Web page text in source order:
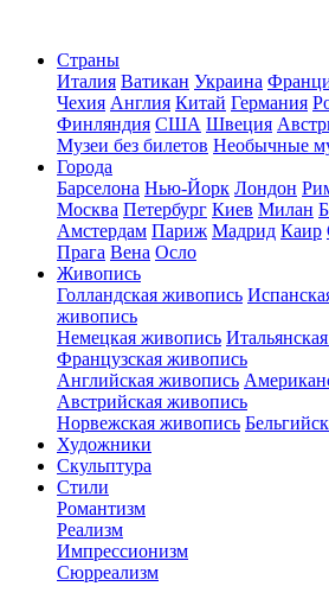
Страны
Италия Ватикан Украина
Чехия Англия Китай Германия
Финляндия США Швеция
Музеи без билетов Необычные
Города
Барселона Нью-Йорк Лондон
Москва Петербург Киев Милан
Амстердам Париж Мадрид Каир
Прага Вена Осло
Живопись
Голландская живопись
живопись
Немецкая живопись
Французская живопись
Английская живопись
Австрийская живопись
Норвежская живопись
Художники
Скульптура
Стили
Романтизм
Реализм
Импрессионизм
Сюрреализм